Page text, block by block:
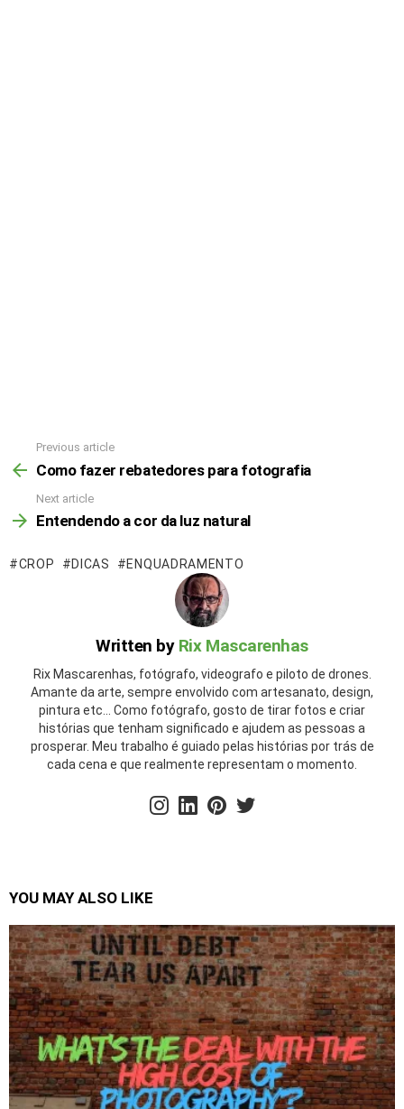
Previous article
Como fazer rebatedores para fotografia
Next article
Entendendo a cor da luz natural
CROP DICAS ENQUADRAMENTO
Written by Rix Mascarenhas
Rix Mascarenhas, fotógrafo, videografo e piloto de drones.
Amante da arte, sempre envolvido com artesanato, design,
pintura etc... Como fotógrafo, gosto de tirar fotos e criar
histórias que tenham significado e ajudem as pessoas a
prosperar. Meu trabalho é guiado pelas histórias por trás de
cada cena e que realmente representam o momento.
YOU MAY ALSO LIKE